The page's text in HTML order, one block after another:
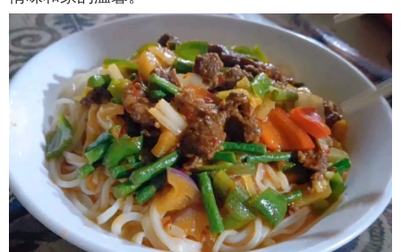
诚挚地邀请您来品尝这碗充满魅力的拌面，感受这
座城市的历史和文化，让阿图什拌面成为您旅行中
的一道亮丽风景线，让您的味蕾在这里留下独特的
城市记忆。（供稿：阿图什市融媒体中心全媒体记
者
李贺图片供稿：阿图什市融媒体中心综合网